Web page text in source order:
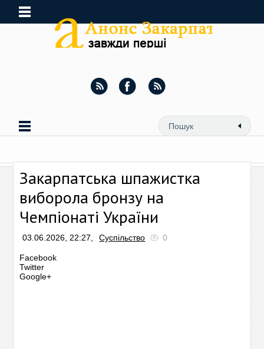
Закарпатська шпажистка
виборола бронзу на
Чемпіонаті України
03.06.2026, 22:27, Суспільство 0
Facebook
Twitter
Google+